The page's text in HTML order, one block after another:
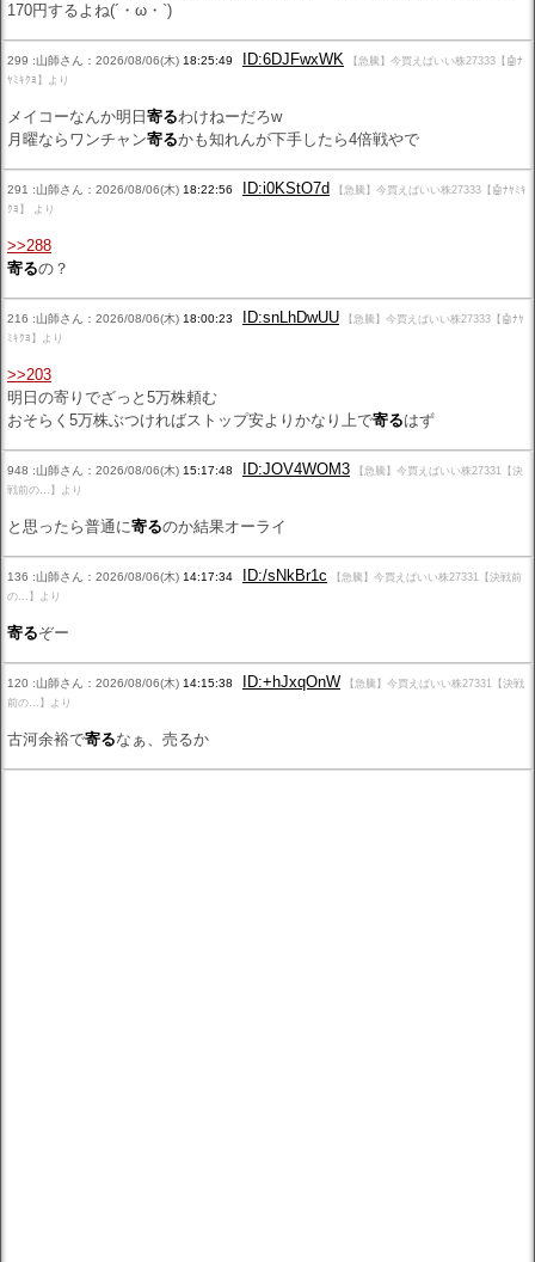
170円するよね(´・ω・`)
299 :山師さん：2026/08/06(木) 18:25:49 ID:6DJFwxWK
【急騰】今買えばいい株27333【🤖ﾅ
ﾔﾐｷｸﾖ】より
メイコーなんか明日 寄るわけねーだろw
月曜ならワンチャン寄るかも知れんが下手したら4倍戦やで
291 :山師さん：2026/08/06(木) 18:22:56 ID:i0KStO7d
【急騰】今買えばいい株27333【🤖ﾅﾔﾐｷ
ｸﾖ】 より
>>288
寄るの？
216 :山師さん：2026/08/06(木) 18:00:23 ID:snLhDwUU
【急騰】今買えばいい株27333【🤖ﾅﾔ
ﾐｷｸﾖ】より
>>203
明日の寄りでざっと5万株頼む
おそらく5万株ぶつければストップ安よりかなり上で寄るはず
948 :山師さん：2026/08/06(木) 15:17:48 ID:JOV4WOM3
【急騰】今買えばいい株27331【決
戦前の…】より
と思ったら普通に寄るのか結果オーライ
136 :山師さん：2026/08/06(木) 14:17:34 ID:/sNkBr1c
【急騰】今買えばいい株27331【決戦前
の…】より
寄るぞー
120 :山師さん：2026/08/06(木) 14:15:38 ID:+hJxqOnW
【急騰】今買えばいい株27331【決戦
前の…】より
古河余裕で寄るなぁ、売るか